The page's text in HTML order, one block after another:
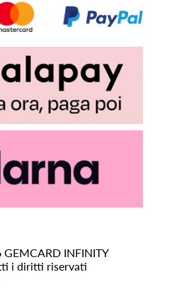
INFINITY
i diritti riservati